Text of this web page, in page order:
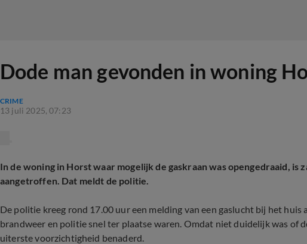
Dode man gevonden in woning
CRIME
13 juli 2025, 07:23
In de woning in Horst waar mogelijk de gaskraan was opengedraaid, is
aangetroffen. Dat meldt de politie.
De politie kreeg rond 17.00 uur een melding van een gaslucht bij het huis
brandweer en politie snel ter plaatse waren. Omdat niet duidelijk was of
uiterste voorzichtigheid benaderd.